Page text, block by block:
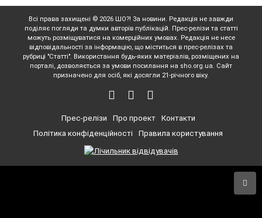
Всі права захищені © 2026 ШО?! За новини. Редакція не завжди
поділяє погляди та думки авторів публікацій. Прес-релізи та статті
можуть розміщуватися на комерційних умовах. Редакція не несе
відповідальності за інформацію, що міститься в прес-релізах та
рубриці "Статті". Використання будь-яких матеріалів, розміщених на
порталі, дозволяється за умови посилання на sho.org.ua. Сайт
призначено для осіб, які досягли 21-річного віку.
Прес-релізи Про проект
Контакти
Політика конфіденційності
Правила користування